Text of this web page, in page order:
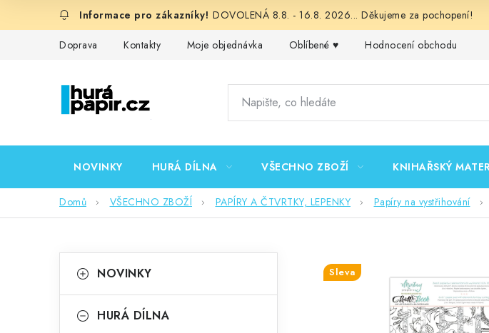
DOVOLENÁ 8.8. - 16.8. 2026... Děkujeme za pochopení!
Doprava Kontakty Moje objednávka Oblíbené ♥️ Hodnocení obchodu
NOVINKY HURÁ DÍLNA VŠECHNO ZBOŽÍ KNIHAŘSKÝ
Domů VŠECHNO ZBOŽÍ PAPÍRY A ČTVRTKY, LEPENKY Papíry na vystřihování
okategorie
a
NOVINKY
HURÁ DÍLNA
Sleva